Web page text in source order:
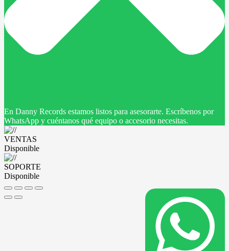
En Danny Records estamos listos para asesorarte. Escríbenos por
WhatsApp y cuéntanos qué equipo o accesorio necesitas.
VENTAS
Disponible
SOPORTE
Disponible